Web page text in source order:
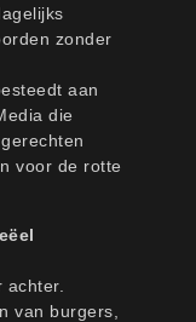
zonder
aan
die
voor de rotte
van burgers,